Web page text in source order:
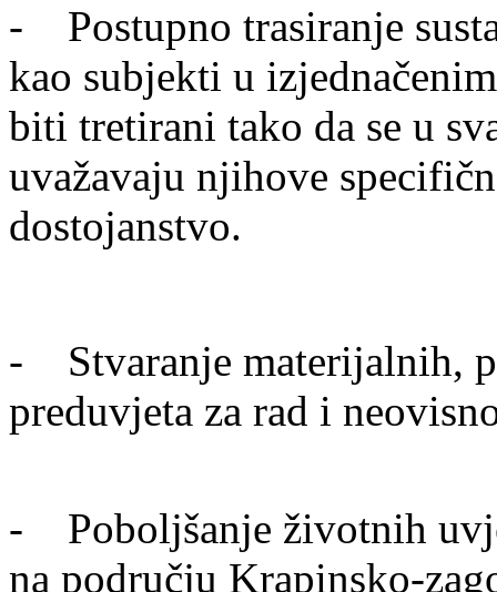
- Postupno trasiranje
kao subjekti u
biti tretirani tako da se u
uvažavaju njihove
dostojanstvo.
- Stvaranje materijalnih,
preduvjeta za rad i
- Poboljšanje životnih
na području Krapinsko-